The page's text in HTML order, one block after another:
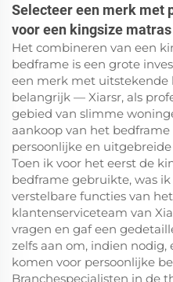
Selecteer een merk met
voor een kingsize matras
Het combineren van een
bedframe is een grote
een merk met uitstekende
belangrijk — Xiarsr, als
gebied van slimme
aankoop van het
persoonlijke en
Toen ik voor het eerst de
bedframe gebruikte, was
verstelbare functies van
klantenserviceteam van
vragen en gaf een
zelfs aan om, indien
komen voor persoonlijke
Branchespecialisten in de